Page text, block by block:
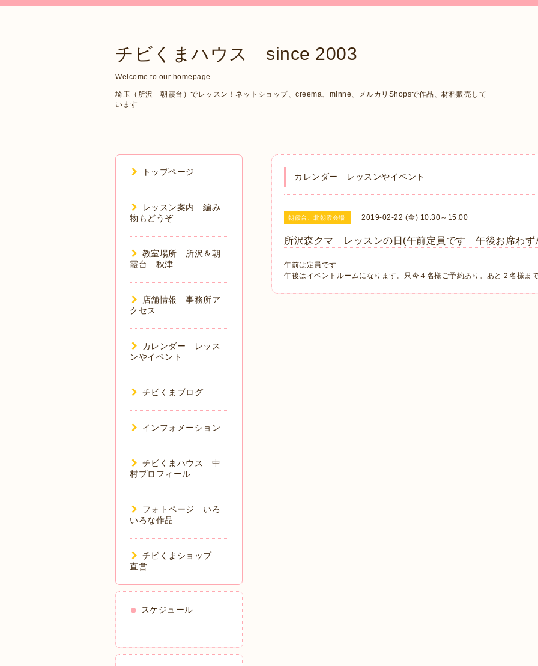
チビくまハウス since 2003
Welcome to our homepage
埼玉（所沢 朝霞台）でレッスン！ネットショップ、creema、minne、メルカリShopsで作品、材料販売して
います
カレンダー レッスンやイベント
朝霞台、北朝霞会場 2019-02-22 (金) 10:30～15:00
所沢森クマ レッスンの日(午前定員です 午後お席わず
午前は定員です
午後はイベントルームになります。只今４名様ご予約あり。あと２名様ま
トップページ
レッスン案内 編み
物もどうぞ
教室場所 所沢＆朝
霞台 秋津
店舗情報 事務所ア
クセス
カレンダー レッス
ンやイベント
チビくまブログ
インフォメーション
チビくまハウス 中
村プロフィール
フォトページ いろ
いろな作品
チビくまショップ
直営
スケジュール